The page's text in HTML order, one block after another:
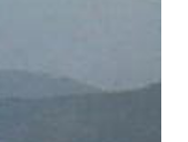
यी गित संगितको
भए जानकारी